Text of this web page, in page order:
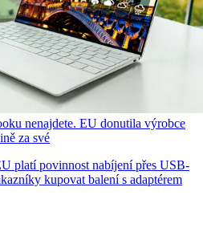
nenajdete. EU donutila výrobce
za své
platí povinnost nabíjení přes USB-
kupovat balení s adaptérem